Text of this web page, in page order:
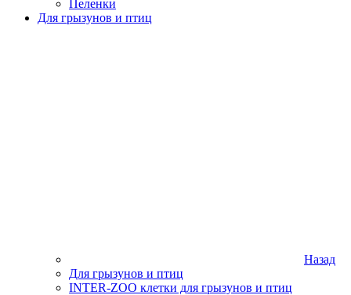
Пеленки
Для грызунов и птиц
Назад
Для грызунов и птиц
INTER-ZOO клетки для грызунов и птиц